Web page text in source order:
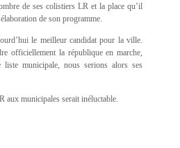
de ses colistiers LR et la place qu’il
de son programme.
le meilleur candidat pour la ville.
officiellement la république en marche,
municipale, nous serions alors ses
aux municipales serait inéluctable.